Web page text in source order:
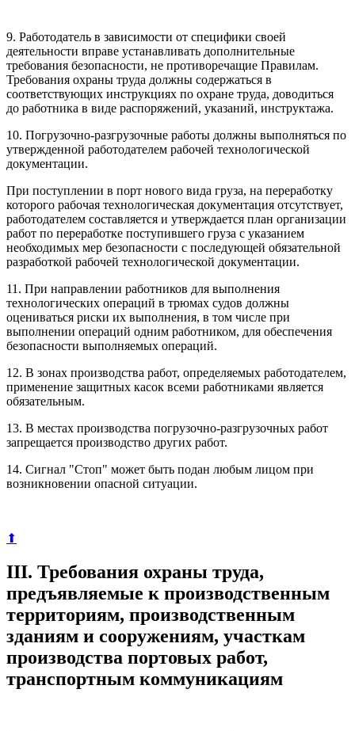
9. Работодатель в зависимости от специфики своей
деятельности вправе устанавливать дополнительные
требования безопасности, не противоречащие Правилам.
Требования охраны труда должны содержаться в
соответствующих инструкциях по охране труда, доводиться
до работника в виде распоряжений, указаний, инструктажа.
10. Погрузочно-разгрузочные работы должны выполняться по
утвержденной работодателем рабочей технологической
документации.
При поступлении в порт нового вида груза, на переработку
которого рабочая технологическая документация отсутствует,
работодателем составляется и утверждается план организации
работ по переработке поступившего груза с указанием
необходимых мер безопасности с последующей обязательной
разработкой рабочей технологической документации.
11. При направлении работников для выполнения
технологических операций в трюмах судов должны
оцениваться риски их выполнения, в том числе при
выполнении операций одним работником, для обеспечения
безопасности выполняемых операций.
12. В зонах производства работ, определяемых работодателем,
применение защитных касок всеми работниками является
обязательным.
13. В местах производства погрузочно-разгрузочных работ
запрещается производство других работ.
14. Сигнал "Стоп" может быть подан любым лицом при
возникновении опасной ситуации.
⬆
III. Требования охраны труда,
предъявляемые к производственным
территориям, производственным
зданиям и сооружениям, участкам
производства портовых работ,
транспортным коммуникациям